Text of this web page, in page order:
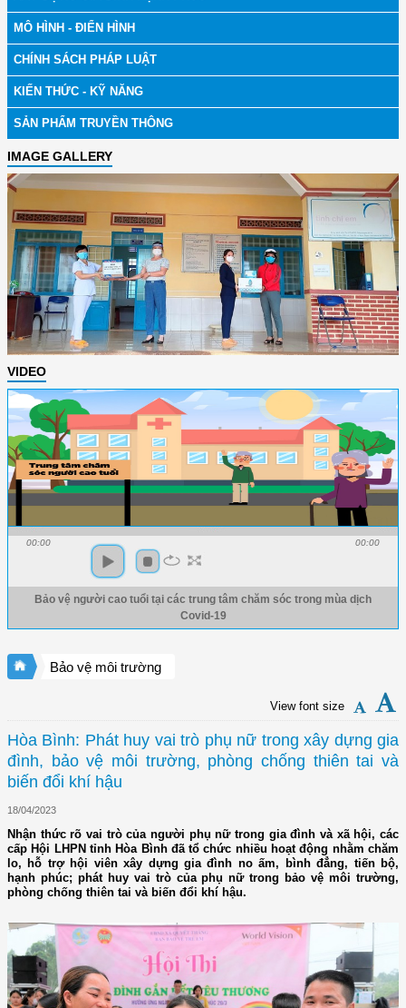
MÔ HÌNH - ĐIỂN HÌNH
CHÍNH SÁCH PHÁP LUẬT
KIẾN THỨC - KỸ NĂNG
SẢN PHẨM TRUYỀN THÔNG
IMAGE GALLERY
VIDEO
00:00 00:00
Bảo vệ người cao tuổi tại các trung tâm chăm sóc trong mùa dịch
Covid-19
Bảo vệ môi trường
View font size
Hòa Bình: Phát huy vai trò phụ nữ trong xây dựng gia
đình, bảo vệ môi trường, phòng chống thiên tai và
biến đổi khí hậu
18/04/2023
Nhận thức rõ vai trò của người phụ nữ trong gia đình và xã hội, các
cấp Hội LHPN tỉnh Hòa Bình đã tổ chức nhiều hoạt động nhằm chăm
lo, hỗ trợ hội viên xây dựng gia đình no ấm, bình đẳng, tiến bộ,
hạnh phúc; phát huy vai trò của phụ nữ trong bảo vệ môi trường,
phòng chống thiên tai và biến đổi khí hậu.